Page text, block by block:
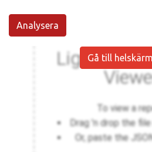
Analysera
Gå till